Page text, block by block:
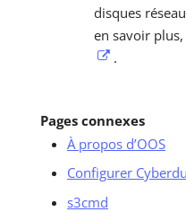
disques
en savoir
.
Pages connexes
À propos d’OOS
Configurer
s3cmd